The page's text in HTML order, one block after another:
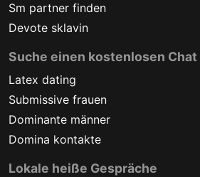
Sm partner finden
Devote sklavin
Suche einen kostenlosen Chat
Latex dating
Submissive frauen
Dominante männer
Domina kontakte
Lokale heiße Gespräche